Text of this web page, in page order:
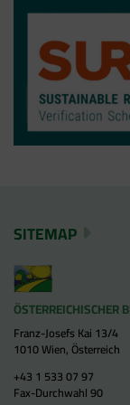
SITEMAP
ÖSTERREICHISCHER
Franz-Josefs Kai 13/4
1010 Wien, Österreich
+43 1 533 07 97
Fax-Durchwahl 90